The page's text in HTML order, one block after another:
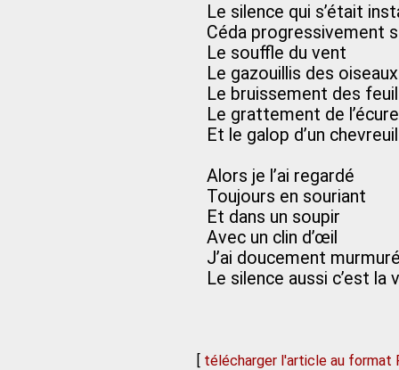
Le silence qui s’était
Céda progressivement
Le souffle du vent
Le gazouillis des oiseaux
Le bruissement des
Le grattement de
Et le galop d’un chevreuil
Alors je l’ai regardé
Toujours en souriant
Et dans un soupir
Avec un clin d’œil
J’ai doucement
Le silence aussi c’est la
[ télécharger l'article au format